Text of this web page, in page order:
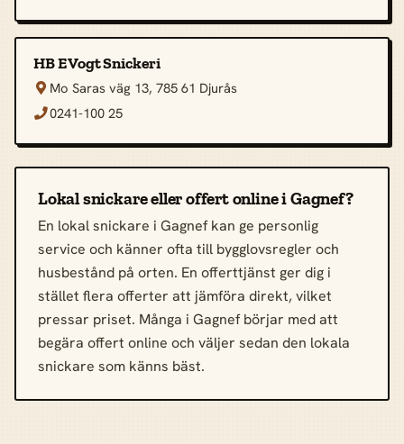
HB E Vogt Snickeri
 Mo Saras väg 13, 785 61 Djurås
0241-100 25
Lokal snickare eller offert online i Gagnef?
En lokal snickare i Gagnef kan ge personlig
service och känner ofta till bygglovsregler och
husbestånd på orten. En offerttjänst ger dig i
stället flera offerter att jämföra direkt, vilket
pressar priset. Många i Gagnef börjar med att
begära offert online och väljer sedan den lokala
snickare som känns bäst.